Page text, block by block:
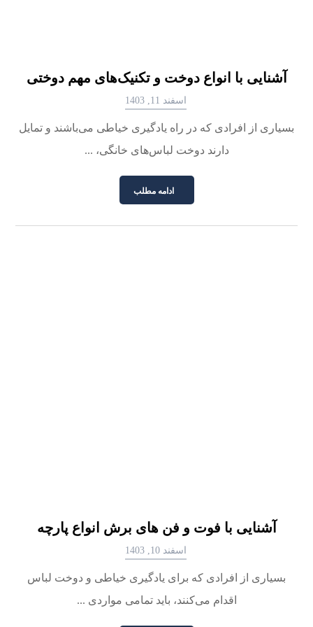
آشنایی با انواع دوخت و تکنیک‌های مهم دوختی
اسفند 11, 1403
بسیاری از افرادی که در راه یادگیری خیاطی می‌باشند و تمایل
دارند دوخت لباس‌های خانگی، ...
ادامه مطلب
آشنایی با فوت و فن های برش انواع پارچه
اسفند 10, 1403
بسیاری از افرادی که برای یادگیری خیاطی و دوخت لباس
اقدام می‌کنند، باید تمامی مواردی ...